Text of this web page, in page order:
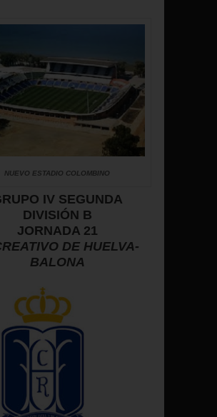
NUEVO ESTADIO COLOMBINO
IV SEGUNDA
DIVISIÓN B
JORNADA 21
DE HUELVA-
BALONA